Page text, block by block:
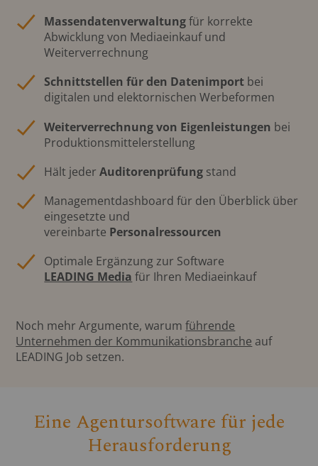
Massendatenverwaltungfür korrekte
Abwicklung von Mediaeinkauf und
Weiterverrechnung
Schnittstellen für den Datenimport bei
digitalen und elektornischen Werbeformen
Weiterverrechnung von Eigenleistungen bei
Produktionsmittelerstellung
Hält jederAuditorenprüfung stand
Managementdashboard für den Überblick über
eingesetzte und
vereinbarte Personalressourcen
Optimale Ergänzung zur Software
LEADING Media für Ihren Mediaeinkauf
Noch mehr Argumente, warumführende
Unternehmen der Kommunikationsbranche auf
LEADING Job setzen.
Eine Agentursoftware für jede
Herausforderung